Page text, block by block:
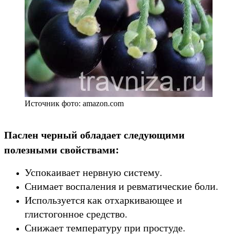
Источник фото: amazon.com
Паслен черный обладает следующими
полезными свойствами:
Успокаивает нервную систему.
Снимает воспаления и ревматические боли.
Используется как отхаркивающее и
глистогонное средство.
Снижает температуру при простуде.